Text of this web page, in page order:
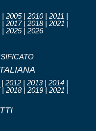
2005 | 2010 | 2011 |
2017 | 2018 | 2021 |
2025 | 2026
2012 | 2013 | 2014 |
2018 | 2019 | 2021 |